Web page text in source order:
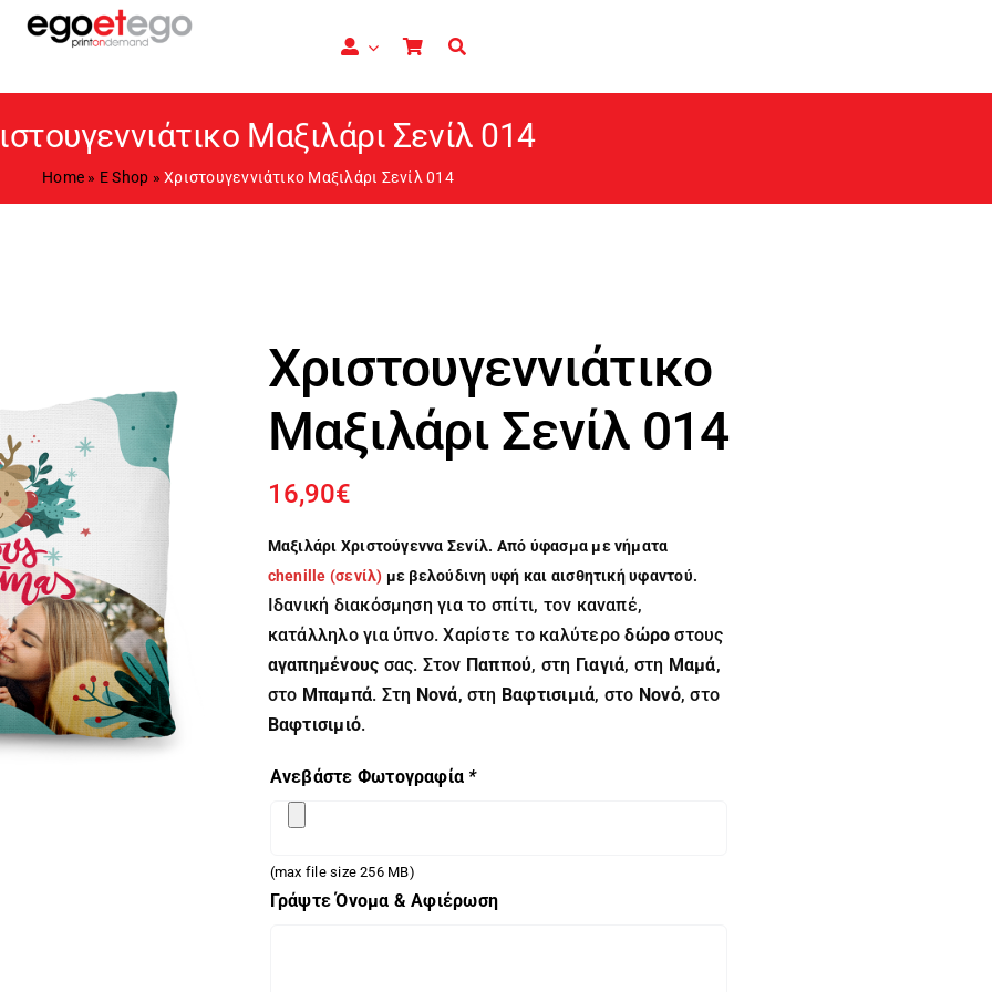
Μαξιλάρι Σενίλ 014
Home » E Shop »Χριστουγεννιάτικο Μαξιλάρι Σενίλ 014
Χριστουγεννιάτικο
Μαξιλάρι Σενίλ 014
16,90€
Μαξιλάρι Χριστούγεννα Σενίλ. Από ύφασμα με νήματα
chenille (σενίλ) με βελούδινη υφή και αισθητική υφαντού.
Ιδανική διακόσμηση για το σπίτι, τον καναπέ,
κατάλληλο για ύπνο. Χαρίστε το καλύτεροδώρο στους
αγαπημένους σας. Στον Παππού, στη Γιαγιά, στη Μαμά,
στο Μπαμπά. Στη Νονά, στη Βαφτισιμιά, στο Νονό, στο
Βαφτισιμιό.
Ανεβάστε Φωτογραφία *
(max file size 256 MB)
Γράψτε Όνομα & Αφιέρωση